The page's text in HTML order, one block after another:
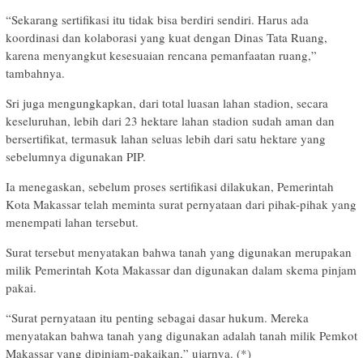
“Sekarang sertifikasi itu tidak bisa berdiri sendiri. Harus ada
koordinasi dan kolaborasi yang kuat dengan Dinas Tata Ruang,
karena menyangkut kesesuaian rencana pemanfaatan ruang,”
tambahnya.
Sri juga mengungkapkan, dari total luasan lahan stadion, secara
keseluruhan, lebih dari 23 hektare lahan stadion sudah aman dan
bersertifikat, termasuk lahan seluas lebih dari satu hektare yang
sebelumnya digunakan PIP.
Ia menegaskan, sebelum proses sertifikasi dilakukan, Pemerintah
Kota Makassar telah meminta surat pernyataan dari pihak-pihak yang
menempati lahan tersebut.
Surat tersebut menyatakan bahwa tanah yang digunakan merupakan
milik Pemerintah Kota Makassar dan digunakan dalam skema pinjam
pakai.
“Surat pernyataan itu penting sebagai dasar hukum. Mereka
menyatakan bahwa tanah yang digunakan adalah tanah milik Pemkot
Makassar yang dipinjam-pakaikan,” ujarnya. (*)